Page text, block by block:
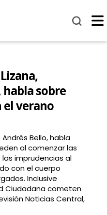
habla sobre
el verano
Bello, habla
al comenzar las
imprudencias al
con el cuerpo
Inclusive
Ciudadana cometen
Noticias Central,